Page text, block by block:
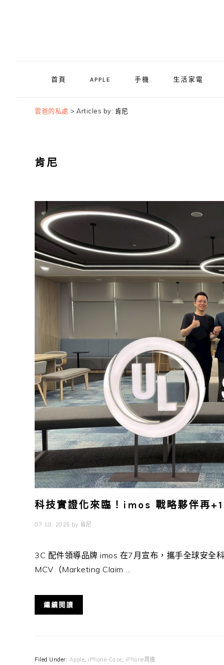
首頁 APPLE 手機 生活家電
雲爸的私處 > Articles by: 肯尼
肯尼
科技實證化來臨！imos 戰略夥伴再
07 18, 2025 by 肯尼
3C 配件領導品牌 imos 在7月宣布，攜手全球安全
MCV（Marketing Claim ...
繼續閱讀
Filed Under: Apple, iPhone Case, iPhone周邊